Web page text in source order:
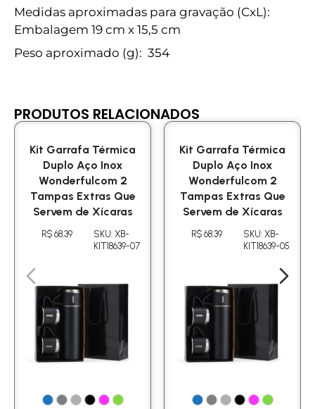
Medidas aproximadas para gravação (CxL):
Embalagem 19 cm x 15,5 cm
Peso aproximado (g): 354
PRODUTOS RELACIONADOS
Kit Garrafa Térmica
Duplo Aço Inox
Wonderfulcom 2
Tampas Extras Que
Servem de Xícaras
R$ 68.39
SKU: XB-
KIT18639-07
Kit Garrafa Térmica
Duplo Aço Inox
Wonderfulcom 2
Tampas Extras Que
Servem de Xícaras
R$ 68.39
SKU: XB-
KIT18639-05